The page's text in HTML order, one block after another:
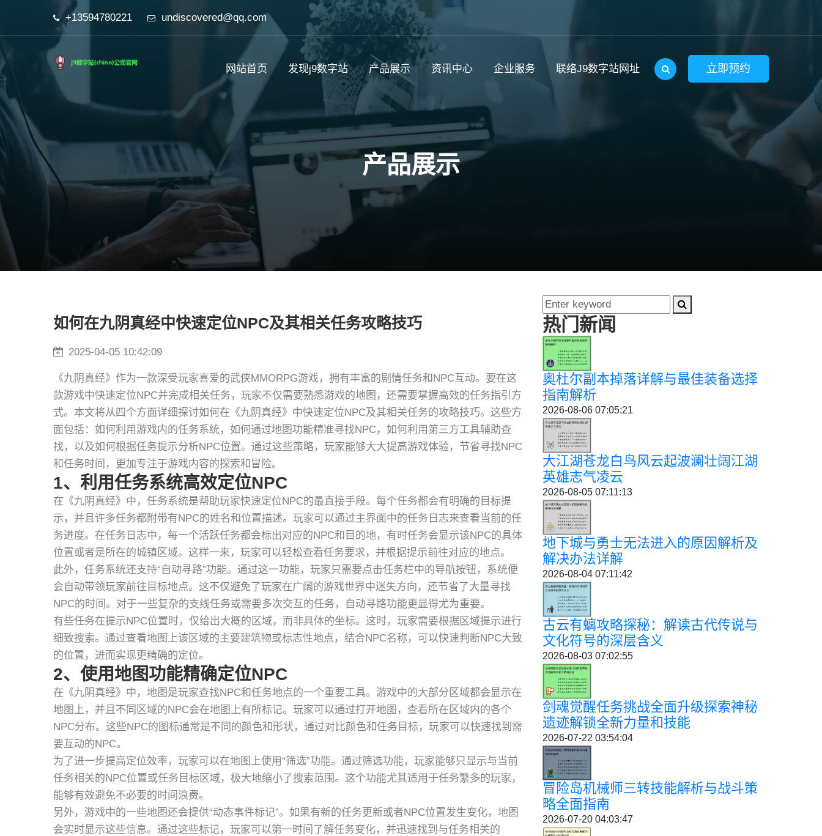
+13594780221 undiscovered@qq.com
网站首页 发现j9数字站 产品展示 资讯中心 企业服务 联络J9数字站网址 立即预约
产品展示
如何在九阴真经中快速定位NPC及其相关任务攻略技巧
2025-04-05 10:42:09
《九阴真经》作为一款深受玩家喜爱的武侠MMORPG游戏，拥有丰富的剧情任务和NPC互动。要在这
款游戏中快速定位NPC并完成相关任务，玩家不仅需要熟悉游戏的地图，还需要掌握高效的任务指引方
式。本文将从四个方面详细探讨如何在《九阴真经》中快速定位NPC及其相关任务的攻略技巧。这些方
面包括：如何利用游戏内的任务系统，如何通过地图功能精准寻找NPC，如何利用第三方工具辅助查
找，以及如何根据任务提示分析NPC位置。通过这些策略，玩家能够大大提高游戏体验，节省寻找NPC
和任务时间，更加专注于游戏内容的探索和冒险。
1、利用任务系统高效定位NPC
在《九阴真经》中，任务系统是帮助玩家快速定位NPC的最直接手段。每个任务都会有明确的目标提
示，并且许多任务都附带有NPC的姓名和位置描述。玩家可以通过主界面中的任务日志来查看当前的任
务进度。在任务日志中，每一个活跃任务都会标出对应的NPC和目的地，有时任务会显示该NPC的具体
位置或者是所在的城镇区域。这样一来，玩家可以轻松查看任务要求，并根据提示前往对应的地点。
此外，任务系统还支持“自动寻路”功能。通过这一功能，玩家只需要点击任务栏中的导航按钮，系统便
会自动带领玩家前往目标地点。这不仅避免了玩家在广阔的游戏世界中迷失方向，还节省了大量寻找
NPC的时间。对于一些复杂的支线任务或需要多次交互的任务，自动寻路功能更显得尤为重要。
有些任务在提示NPC位置时，仅给出大概的区域，而非具体的坐标。这时，玩家需要根据区域提示进行
细致搜索。通过查看地图上该区域的主要建筑物或标志性地点，结合NPC名称，可以快速判断NPC大致
的位置，进而实现更精确的定位。
2、使用地图功能精确定位NPC
在《九阴真经》中，地图是玩家查找NPC和任务地点的一个重要工具。游戏中的大部分区域都会显示在
地图上，并且不同区域的NPC会在地图上有所标记。玩家可以通过打开地图，查看所在区域内的各个
NPC分布。这些NPC的图标通常是不同的颜色和形状，通过对比颜色和任务目标，玩家可以快速找到需
要互动的NPC。
为了进一步提高定位效率，玩家可以在地图上使用“筛选”功能。通过筛选功能，玩家能够只显示与当前
任务相关的NPC位置或任务目标区域，极大地缩小了搜索范围。这个功能尤其适用于任务繁多的玩家，
能够有效避免不必要的时间浪费。
另外，游戏中的一些地图还会提供“动态事件标记”。如果有新的任务更新或者NPC位置发生变化，地图
会实时显示这些信息。通过这些标记，玩家可以第一时间了解任务变化，并迅速找到与任务相关的
热门新闻
奥杜尔副本掉落详解与最佳装备选择
指南解析
2026-08-06 07:05:21
大江湖苍龙白鸟风云起波澜壮阔江湖
英雄志气凌云
2026-08-05 07:11:13
地下城与勇士无法进入的原因解析及
解决办法详解
2026-08-04 07:11:42
古云有螭攻略探秘：解读古代传说与
文化符号的深层含义
2026-08-03 07:02:55
剑魂觉醒任务挑战全面升级探索神秘
遗迹解锁全新力量和技能
2026-07-22 03:54:04
冒险岛机械师三转技能解析与战斗策
略全面指南
2026-07-20 04:03:47